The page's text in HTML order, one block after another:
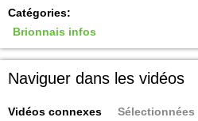
Catégories:
Brionnais infos
Naviguer dans les vidéos
Vidéos connexes Sélectionnées